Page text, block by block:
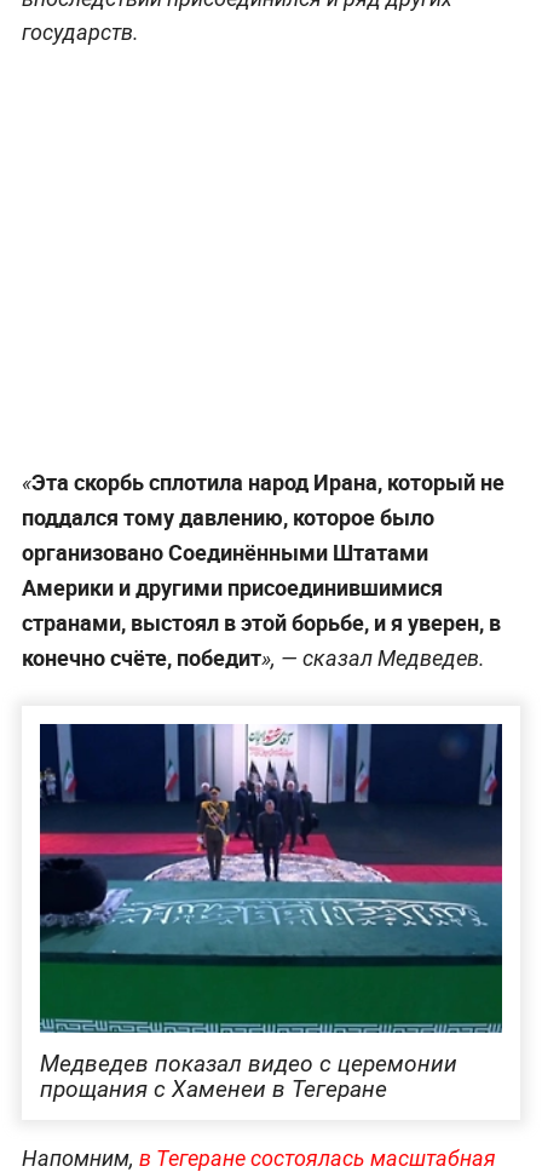
государств.
«Эта скорбь сплотила народ Ирана, который не
поддался тому давлению, которое было
организовано Соединёнными Штатами
Америки и другими присоединившимися
странами, выстоял в этой борьбе, и я уверен, в
конечно счёте, победит», — сказал Медведев.
Медведев показал видео с церемонии
прощания с Хаменеи в Тегеране
Напомним, в Тегеране состоялась масштабная